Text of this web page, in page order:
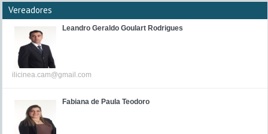
Vereadores
Leandro Geraldo Goulart Rodrigues
ilicinea.cam@gmail.com
Fabiana de Paula Teodoro